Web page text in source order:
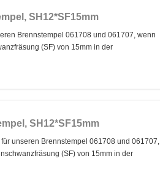
SH12*SF15mm
Brennstempel 061708 und 061707, wenn
(SF) von 15mm in der
SH12*SF15mm
unseren Brennstempel 061708 und 061707,
(SF) von 15mm in der